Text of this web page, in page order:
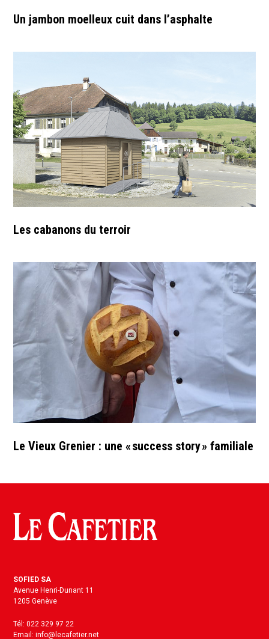
Un jambon moelleux cuit dans l’asphalte
Les cabanons du terroir
Le Vieux Grenier : une « success story » familiale
SOFIED SA
Avenue Henri-Dunant 11
1205 Genève
Tél: 022 329 97 22
Email: info@lecafetier.net